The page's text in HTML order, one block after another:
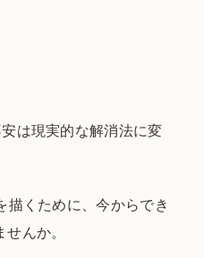
は現実的な解消法に変
描くために、今からでき
んか。